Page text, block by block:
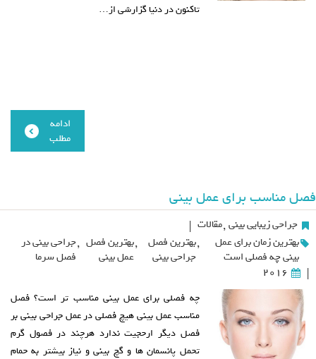
تاکنون در دنیا گزارشی از…
ادامه
مطلب
فصل مناسب برای عمل بینی
جراحی زیبایی بینی ,مقالات |
بهترین زمان برای عمل
بینی چه فصلی است
,بهترین فصل
جراحی بینی
,بهترین فصل
عمل بینی
,جراحی بینی در
فصل سرما
|
2016
چه فصلی برای عمل بینی مناسب تر است؟ فصل
مناسب عمل بینی هیچ فصلی در عمل جراحی بینی بر
فصل دیگر ارحجیت ندارد هرچند در فصول گرم
تحمل پانسمان ها و گچ بینی و نیاز بیشتر به حمام